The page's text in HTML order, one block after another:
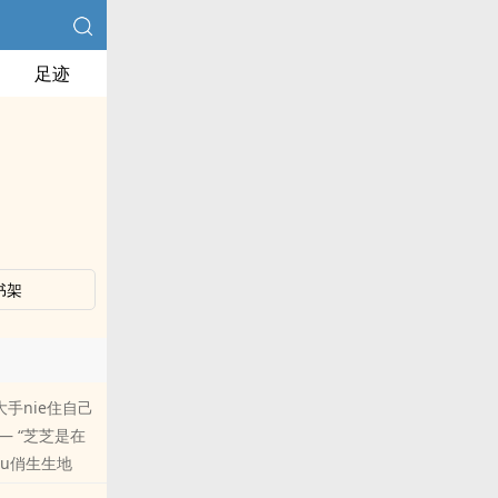
足迹
架
手nie住自己
“芝芝是在
俏生生地
yinjing她